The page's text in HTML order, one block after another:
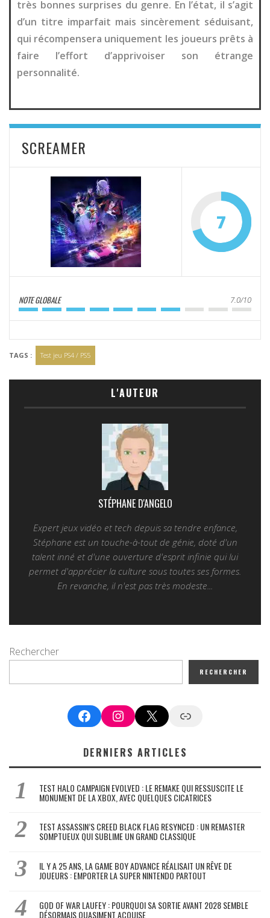
très bonnes surprises du genre. En l’état, il s’agit
d’un titre imparfait mais sincèrement séduisant,
qui récompensera uniquement les joueurs prêts à
faire l’effort d’apprivoiser son étrange
personnalité.
SCREAMER
7
NOTE GLOBALE 7.0/10
TAGS : Test jeu PS4 / PS5
L'AUTEUR
STÉPHANE D'ANGELO
Expert jeux vidéo et tech depuis sa tendre enfance,
Stéphane est un touche-à-tout de génie, doté d'un
talent inné et d'une ouverture d'esprit infinie qui lui
permet d'apprécier la culture sous toutes ses formes.
En revanche, il n'est pas très modeste...
Rechercher
RECHERCHER
FacebookInstagram
X Google News
DERNIERS ARTICLES
TEST HALO CAMPAIGN EVOLVED : LE REMAKE QUI RESSUSCITE LE
MONUMENT DE LA XBOX, AVEC QUELQUES CICATRICES
TEST ASSASSIN’S CREED BLACK FLAG RESYNCED : UN REMASTER
SOMPTUEUX QUI SUBLIME UN GRAND CLASSIQUE
IL Y A 25 ANS, LA GAME BOY ADVANCE RÉALISAIT UN RÊVE DE
JOUEURS : EMPORTER LA SUPER NINTENDO PARTOUT
GOD OF WAR LAUFEY : POURQUOI SA SORTIE AVANT 2028 SEMBLE
DÉSORMAIS QUASIMENT ACQUISE